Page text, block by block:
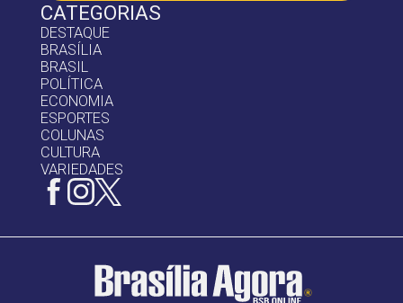
CATEGORIAS
DESTAQUE
BRASÍLIA
BRASIL
POLÍTICA
ECONOMIA
ESPORTES
COLUNAS
CULTURA
VARIEDADES